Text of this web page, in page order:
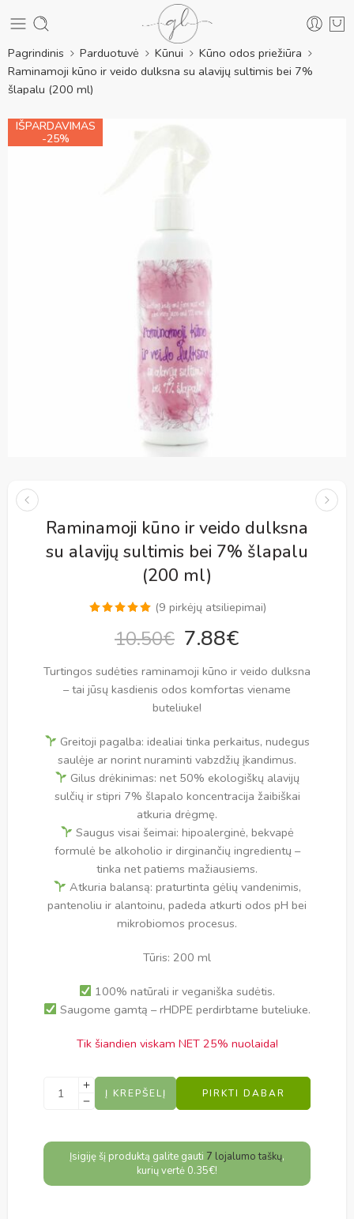
Pagrindinis Parduotuvė Kūnui
Kūno odos priežiūra
Raminamoji kūno ir veido dulksna su alavijų sultimis bei 7%
šlapalu (200 ml)
IŠPARDAVIMAS
-25%
Raminamoji kūno ir veido dulksna
su alavijų sultimis bei 7% šlapalu
(200 ml)
5.00iš 5
(9 pirkėjų atsiliepimai)
10.50€ 7.88€
Turtingos sudėties raminamoji kūno ir veido dulksna
– tai jūsų kasdienis odos komfortas viename
buteliuke!
Greitoji pagalba: idealiai tinka perkaitus, nudegus
saulėje ar norint nuraminti vabzdžių įkandimus.
Gilus drėkinimas: net 50% ekologiškų alavijų
sulčių ir stipri 7% šlapalo koncentracija žaibiškai
atkuria drėgmę.
Saugus visai šeimai: hipoalerginė, bekvapė
formulė be alkoholio ir dirginančių ingredientų –
tinka net patiems mažiausiems.
Atkuria balansą: praturtinta gėlių vandenimis,
pantenoliu ir alantoinu, padeda atkurti odos pH bei
mikrobiomos procesus.
Tūris: 200 ml
100% natūrali ir veganiška sudėtis.
Saugome gamtą – rHDPE perdirbtame buteliuke.
Tik šiandien viskam NET 25% nuolaida!
Į KREPŠELĮ PIRKTI DABAR
Alternative:
Įsigiję šį produktą galite gauti 7 lojalumo taškų,
kurių vertė 0.35€!